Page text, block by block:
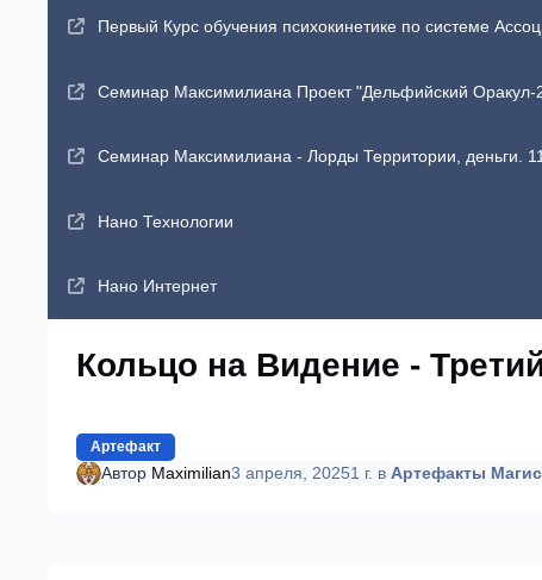
Первый Курс обучения психокинетике по системе
Семинар Максимилиана Проект "Дельфийский Оракул-
Семинар Максимилиана - Лорды Территории, деньги.
Нано Технологии
Нано Интернет
Кольцо на Видение -
Артефакт
Автор Maximilian3 апреля, 20251 г. в Артефакты